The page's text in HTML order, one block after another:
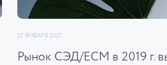
27 ЯНВАРЯ 2021
Рынок СЭД/ECM в 2019 г.